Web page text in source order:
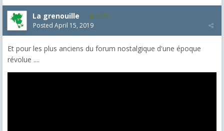
La grenouille 3,271
Posted April 15, 2019
Et pour les plus anciens du forum nostalgique d'une époque
révolue ....